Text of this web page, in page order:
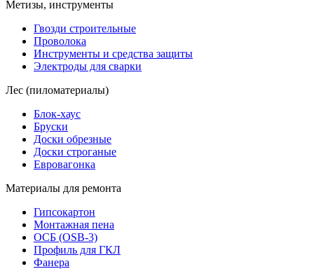
Метизы, инструменты
Гвозди строительные
Проволока
Инструменты и средства защиты
Электроды для сварки
Лес (пиломатериалы)
Блок-хаус
Бруски
Доски обрезные
Доски строганые
Евровагонка
Материалы для ремонта
Гипсокартон
Монтажная пена
ОСБ (OSB-3)
Профиль для ГКЛ
Фанера